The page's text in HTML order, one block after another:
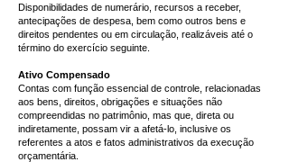
Disponibilidades de numerário, recursos a receber,
antecipações de despesa, bem como outros bens e
direitos pendentes ou em circulação, realizáveis até o
término do exercício seguinte.
Ativo Compensado
Contas com função essencial de controle, relacionadas
aos bens, direitos, obrigações e situações não
compreendidas no patrimônio, mas que, direta ou
indiretamente, possam vir a afetá-lo, inclusive os
referentes a atos e fatos administrativos da execução
orçamentária.